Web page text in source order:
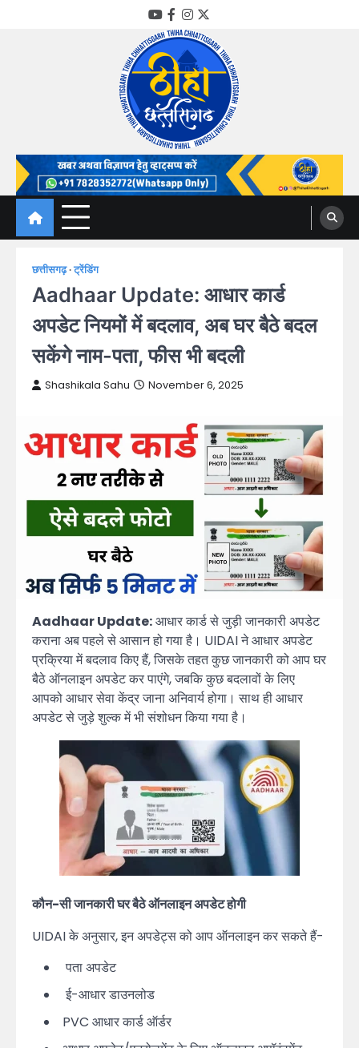
YouTube
Facebook
Instagram
Twitter
Thiha Chhattisgarh
गोठ जन-जन के
छत्तीसगढ़ ट्रेंडिंग
Aadhaar Update: आधार कार्ड
अपडेट नियमों में बदलाव, अब घर बैठे बदल
सकेंगे नाम-पता, फीस भी बदली
Shashikala Sahu November 6, 2025
Aadhaar Update:आधार कार्ड से जुड़ी जानकारी अपडेट
कराना अब पहले से आसान हो गया है। UIDAI ने आधार अपडेट
प्रक्रिया में बदलाव किए हैं, जिसके तहत कुछ जानकारी को आप घर
बैठे ऑनलाइन अपडेट कर पाएंगे, जबकि कुछ बदलावों के लिए
आपको आधार सेवा केंद्र जाना अनिवार्य होगा। साथ ही आधार
अपडेट से जुड़े शुल्क में भी संशोधन किया गया है।
कौन-सी जानकारी घर बैठे ऑनलाइन अपडेट होगी
UIDAI के अनुसार, इन अपडेट्स को आप ऑनलाइन कर सकते हैं-
पता अपडेट
ई-आधार डाउनलोड
PVC आधार कार्ड ऑर्डर